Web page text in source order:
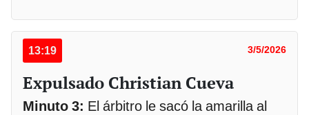
13:19 3/5/2026
Expulsado Christian Cueva
Minuto 3: El árbitro le sacó la amarilla al